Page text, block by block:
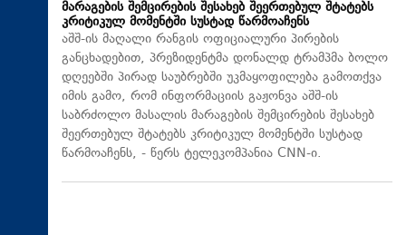
მარაგების შემცირების შესახებ შეერთებულ შტატებს
კრიტიკულ მომენტში სუსტად წარმოაჩენს
აშშ-ის მაღალი რანგის ოფიციალური პირების
განცხადებით, პრეზიდენტმა დონალდ ტრამპმა ბოლო
დღეებში პირად საუბრებში უკმაყოფილება გამოთქვა
იმის გამო, რომ ინფორმაციის გაჟონვა აშშ-ის
საბრძოლო მასალის მარაგების შემცირების შესახებ
შეერთებულ შტატებს კრიტიკულ მომენტში სუსტად
წარმოაჩენს, - წერს ტელეკომპანია CNN-ი.